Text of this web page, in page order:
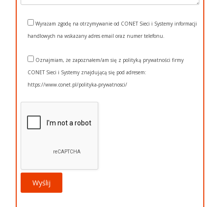
Wyrażam zgodę na otrzymywanie od CONET Sieci i Systemy informacji
handlowych na wskazany adres email oraz numer telefonu.
Oznajmiam, że zapoznałem/am się z polityką prywatności firmy
CONET Sieci i Systemy znajdującą się pod adresem:
https://www.conet.pl/polityka-prywatnosci/